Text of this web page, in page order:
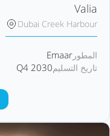
Valia
Dubai Creek Harbour
المطور Emaar
تاريخ التسليمQ4 2030